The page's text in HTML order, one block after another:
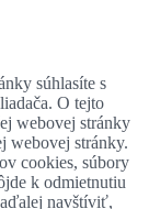
súhlasíte s
O tejto
webovej stránky
webovej stránky.
cookies, súbory
k odmietnutiu
navštíviť,